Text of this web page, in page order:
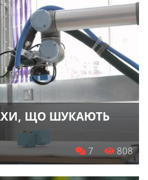
ЩО ШУКАЮТЬ
808
7